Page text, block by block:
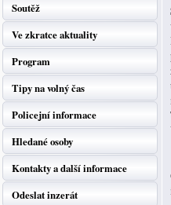
Soutěž
Ve zkratce aktuality
Program
Tipy na volný čas
Policejní informace
Hledané osoby
Kontakty a další informace
Odeslat inzerát